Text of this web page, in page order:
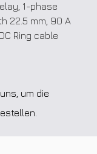
1-phase
22.5 mm, 90 A
Ring cable
um die